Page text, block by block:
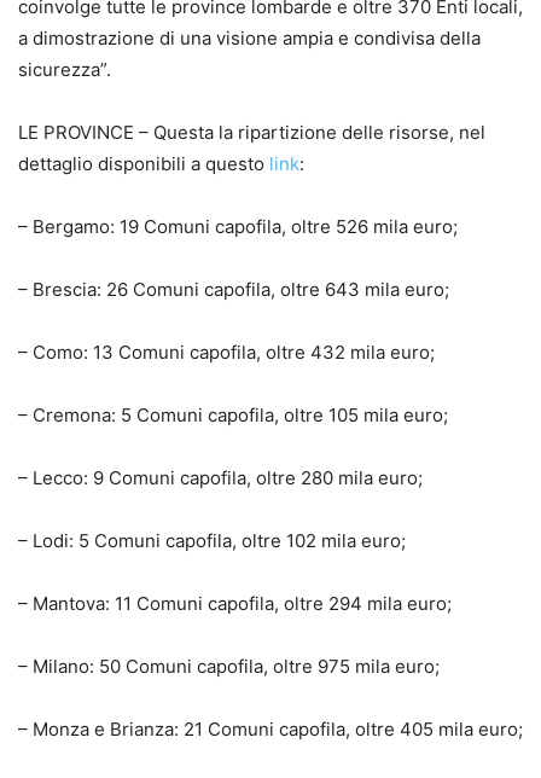
coinvolge tutte le province lombarde e oltre 370 Enti locali,
a dimostrazione di una visione ampia e condivisa della
sicurezza”.
LE PROVINCE – Questa la ripartizione delle risorse, nel
dettaglio disponibili a questo link:
– Bergamo: 19 Comuni capofila, oltre 526 mila euro;
– Brescia: 26 Comuni capofila, oltre 643 mila euro;
– Como: 13 Comuni capofila, oltre 432 mila euro;
– Cremona: 5 Comuni capofila, oltre 105 mila euro;
– Lecco: 9 Comuni capofila, oltre 280 mila euro;
– Lodi: 5 Comuni capofila, oltre 102 mila euro;
– Mantova: 11 Comuni capofila, oltre 294 mila euro;
– Milano: 50 Comuni capofila, oltre 975 mila euro;
– Monza e Brianza: 21 Comuni capofila, oltre 405 mila euro;